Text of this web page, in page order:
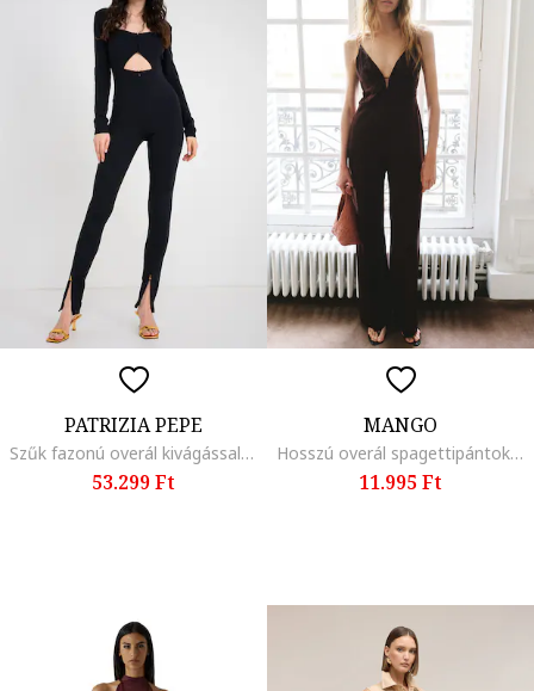
PATRIZIA PEPE
Szűk fazonú overál kivágással, Fekete
53.299 Ft
MANGO
Hosszú overál spagettipántokkal, Sötétbarna
11.995 Ft